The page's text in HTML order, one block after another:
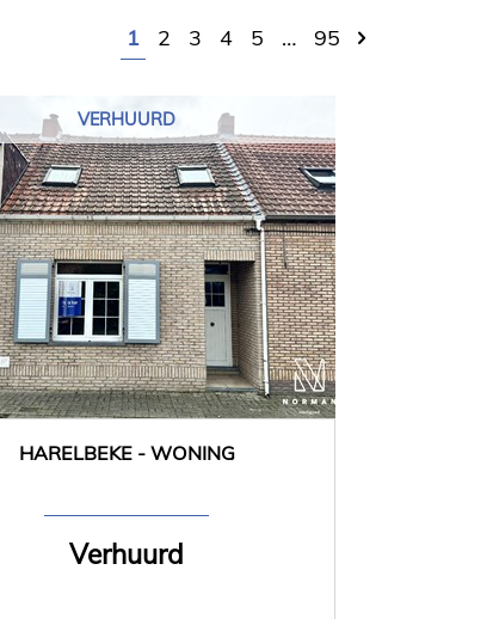
1 2 3 4 5 … 95
VERHUURD
103 m² 2
HARELBEKE - WONING
Verhuurd